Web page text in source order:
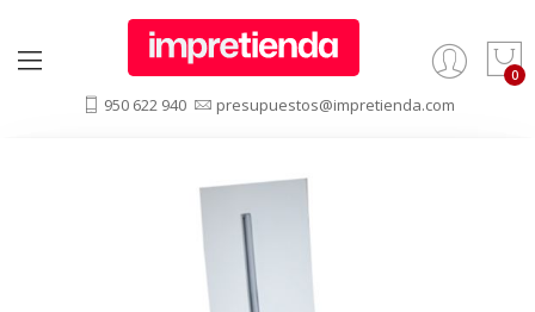
950 622 940 presupuestos@impretienda.com